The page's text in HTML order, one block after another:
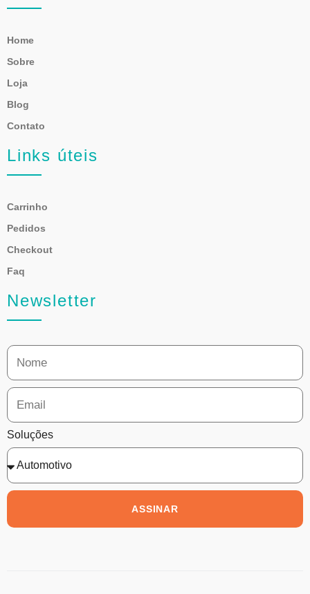
Home
Sobre
Loja
Blog
Contato
Links úteis
Carrinho
Pedidos
Checkout
Faq
Newsletter
Soluções
ASSINAR